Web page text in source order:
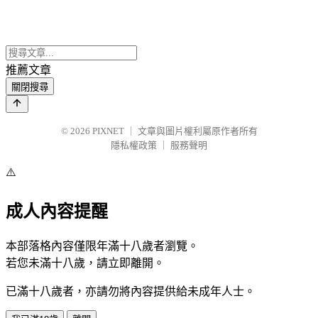
推薦文章
關閉搜尋
© 2026 PIXNET
文章與圖片權利屬原作者所有
隱私權政策
服務聲明
⚠️
成人內容提醒
本部落格內容僅限年滿十八歲者瀏覽。
若您未滿十八歲，請立即離開。
已滿十八歲者，亦請勿將內容提供給未成年人士。